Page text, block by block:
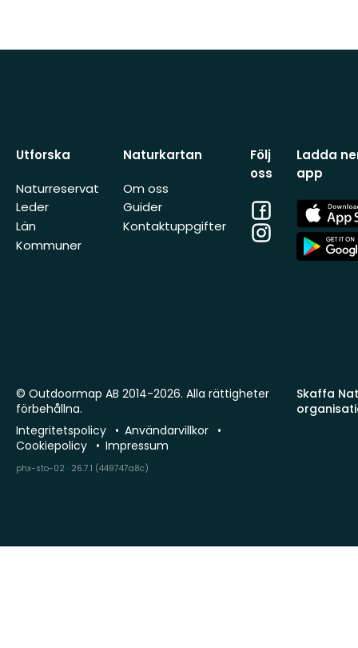
Utforska
Naturreservat
Leder
Län
Kommuner
Naturkartan
Om oss
Guider
Kontaktuppgifter
Följ
oss
Facebook
Instagram
Ladda
app
App
Store
App
Store
Skaffa
© Outdoormap AB 2014-2026. Alla rättigheter
förbehållna.
Integritetspolicy
Användarvillkor
Cookiepolicy
Impressum
phx-sto-02 · 26.7.1 (449747a8c)